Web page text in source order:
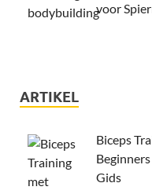
voor
ARTIKEL
Biceps
Gids